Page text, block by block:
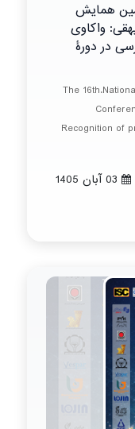
همایش
واکاوی
در دورۀ
The
Recognition of